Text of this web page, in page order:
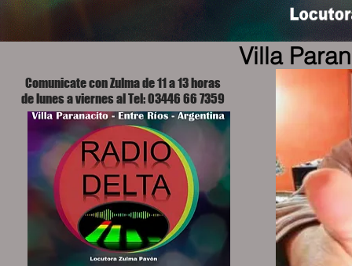
Comunicate con Zulma de 11 a 13 horas
de lunes a viernes al Tel: 03446 66 7359
Villa